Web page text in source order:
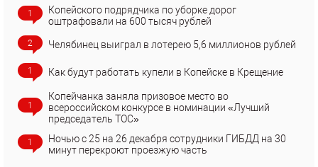
1
Копейского подрядчика по уборке дорог
оштрафовали на 600 тысяч рублей
2 Челябинец выиграл в лотерею 5,6 миллионов рублей
1 Как будут работать купели в Копейске в Крещение
1
Копейчанка заняла призовое место во
всероссийском конкурсе в номинации «Лучший
председатель ТОС»
1
Ночью с 25 на 26 декабря сотрудники ГИБДД на 30
минут перекроют проезжую часть